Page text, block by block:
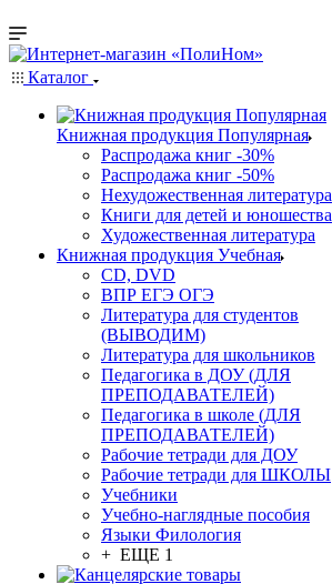
Каталог
Книжная продукция Популярная
Распродажа книг -30%
Распродажа книг -50%
Нехудожественная литература
Книги для детей и юношества
Художественная литература
Книжная продукция Учебная
CD, DVD
ВПР ЕГЭ ОГЭ
Литература для студентов
(ВЫВОДИМ)
Литература для школьников
Педагогика в ДОУ (ДЛЯ
ПРЕПОДАВАТЕЛЕЙ)
Педагогика в школе (ДЛЯ
ПРЕПОДАВАТЕЛЕЙ)
Рабочие тетради для ДОУ
Рабочие тетради для ШКОЛЫ
Учебники
Учебно-наглядные пособия
Языки Филология
+ ЕЩЕ 1